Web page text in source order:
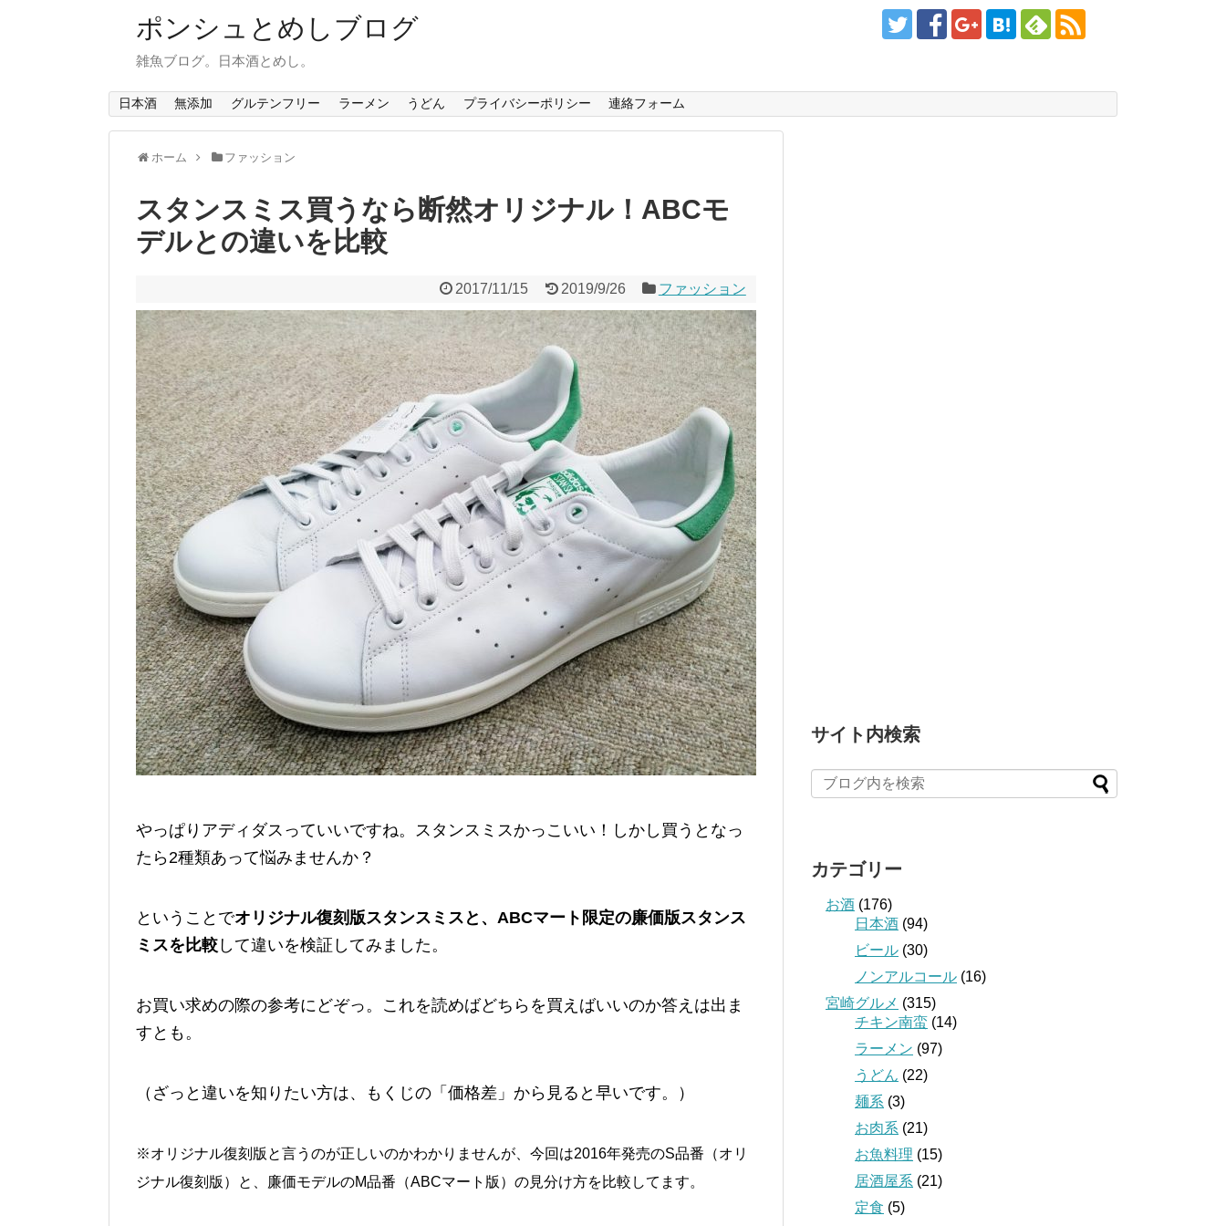
ポンシュとめしブログ
雑魚ブログ。日本酒とめし。
日本酒 無添加 グルテンフリー ラーメン うどん プライバシーポリシー 連絡フォーム
ホーム ファッション
スタンスミス買うなら断然オリジナル！ABCモ
デルとの違いを比較
2017/11/15 2019/9/26 ファッション
やっぱりアディダスっていいですね。スタンスミスかっこいい！しかし買うとなっ
たら2種類あって悩みませんか？
ということでオリジナル復刻版スタンスミスと、ABCマート限定の廉価版スタンス
ミスを比較 して違いを検証してみました。
お買い求めの際の参考にどぞっ。これを読めばどちらを買えばいいのか答えは出ま
すとも。
（ざっと違いを知りたい方は、もくじの「価格差」から見ると早いです。）
※オリジナル復刻版と言うのが正しいのかわかりませんが、今回は2016年発売のS品番（オリ
ジナル復刻版）と、廉価モデルのM品番（ABCマート版）の見分け方を比較してます。
サイト内検索
カテゴリー
お酒 (176)
日本酒 (94)
ビール (30)
ノンアルコール (16)
宮崎グルメ (315)
チキン南蛮 (14)
ラーメン (97)
うどん (22)
麺系 (3)
お肉系 (21)
お魚料理 (15)
居酒屋系 (21)
定食 (5)